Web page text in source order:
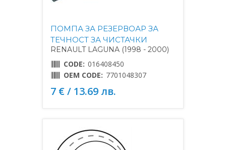
ПОМПА ЗА РЕЗЕРВОАР ЗА
ТЕЧНОСТ ЗА ЧИСТАЧКИ
RENAULT LAGUNA (1998 - 2000)
CODE: 016408450
OEM CODE: 7701048307
7 € / 13.69 лв.